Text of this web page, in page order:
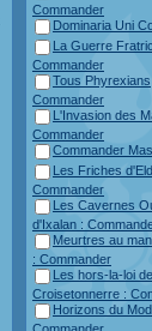
Commander
Dominaria Uni
La Guerre
Commander
Tous Phyrexians
Commander
L'Invasion des
Commander
Commander
Les Friches
Commander
Les Cavernes
d'Ixalan :
Meurtres au
: Commander
Les hors-la-loi de
Croisetonnerre :
Horizons du